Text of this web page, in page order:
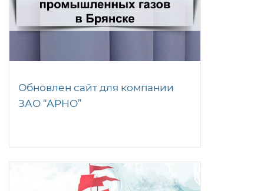
Обновлен сайт для компании
ЗАО “АРНО”